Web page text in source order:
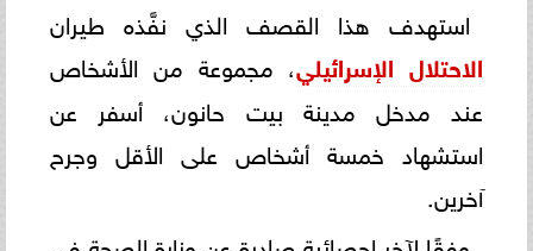
استهدف هذا القصف الذي نفَّذه طيران
الاحتلال الإسرائيلي، مجموعة من الأشخاص
عند مدخل مدينة بيت حانون، أسفر عن
استشهاد خمسة أشخاص على الأقل وجرح
آخرين.